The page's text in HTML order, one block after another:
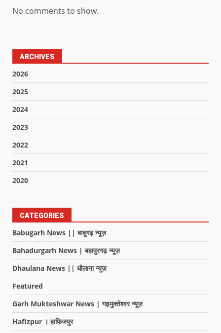
No comments to show.
ARCHIVES
2026
2025
2024
2023
2022
2021
2020
CATEGORIES
Babugarh News || बाबूगढ़ न्यूज़
Bahadurgarh News | बहादुरगढ़ न्यूज़
Dhaulana News || धौलाना न्यूज़
Featured
Garh Mukteshwar News | गढ़मुक्तेश्वर न्यूज़
Hafizpur । हाफिजपुर